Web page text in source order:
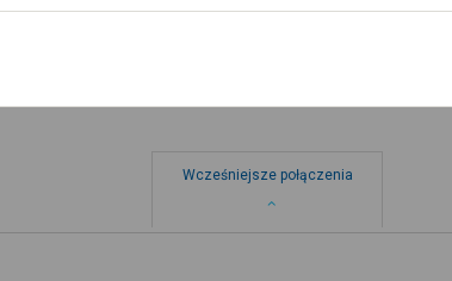
Wcześniejsze połączenia